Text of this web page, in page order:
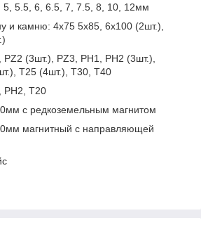
5, 5.5, 6, 6.5, 7, 7.5, 8, 10, 12мм
и камню: 4x75 5x85, 6x100 (2шт.),
(3шт.), PZ3, PH1, PH2 (3шт.),
T25 (4шт.), T30, T40
PH2, T20
с редкоземельным магнитом
магнитный с направляющей